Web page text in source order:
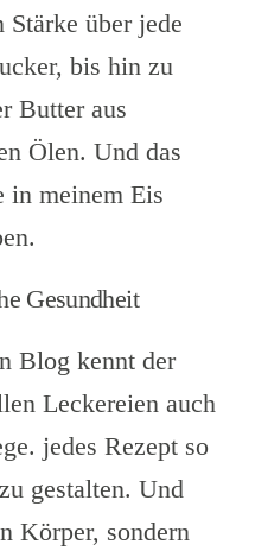
Stärke über jede
bis hin zu
Butter aus
Ölen. Und das
in meinem Eis
Gesundheit
Blog kennt der
Leckereien auch
jedes Rezept so
gestalten. Und
Körper, sondern